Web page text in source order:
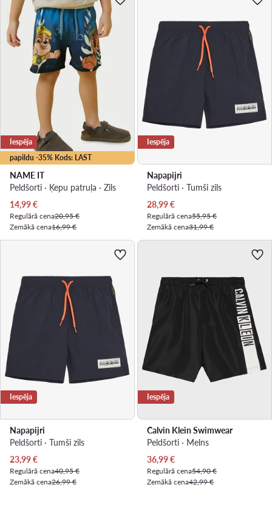
papildu -35% Kods: LAST
Iespēja
NAME IT
Peldšorti · Ķepu patruļa · Zils
Pašreizējā cena
14,99€
Regulārā cena20,95 €
Zemākā cena16,99 €
Iespēja
Napapijri
Peldšorti · Tumši zils
Pašreizējā cena
28,99€
Regulārā cena55,95 €
Zemākā cena31,99 €
Iespēja
Napapijri
Peldšorti · Tumši zils
Pašreizējā cena
23,99€
Regulārā cena40,95 €
Zemākā cena26,99 €
Iespēja
Calvin Klein Swimwear
Peldšorti · Melns
Pašreizējā cena
36,99€
Regulārā cena54,90 €
Zemākā cena42,99 €